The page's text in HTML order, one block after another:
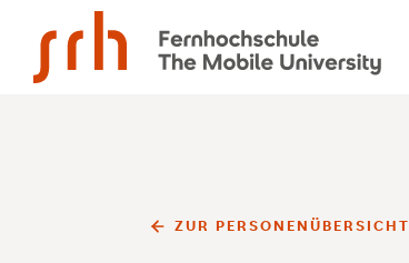
ZUR PERSONENÜBERSICHT